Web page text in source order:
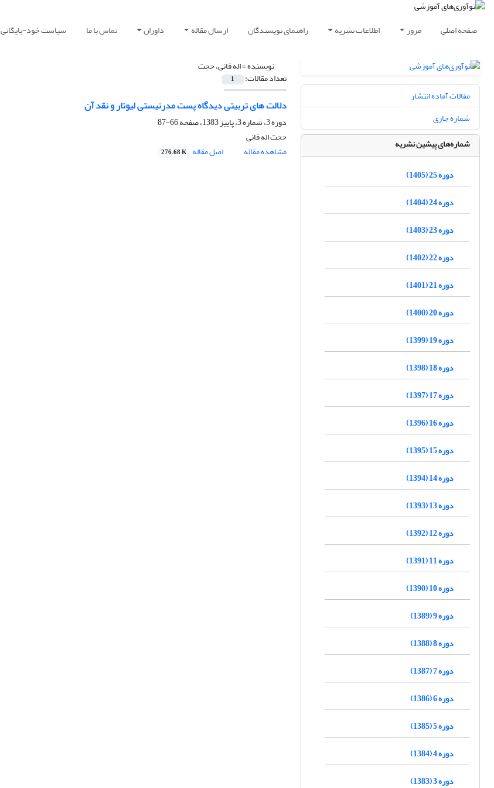
صفحه اصلی مرور اطلاعات نشریه راهنمای نویسندگان ارسال مقاله داوران تماس با ما سیاست خود-بایگانی
نویسنده =اله فانی، حجت
تعداد مقالات: 1
دلالت های تربیتی دیدگاه پست مدرنیستی لیوتار و نقد آن
دوره 3، شماره 3، پاییز 1383، صفحه
66-87
حجت اله فانی
مشاهده مقاله
اصل مقاله 276.68 K
مقالات آماده انتشار
شماره جاری
شماره‌های پیشین نشریه
دوره 25 (1405)
دوره 24 (1404)
دوره 23 (1403)
دوره 22 (1402)
دوره 21 (1401)
دوره 20 (1400)
دوره 19 (1399)
دوره 18 (1398)
دوره 17 (1397)
دوره 16 (1396)
دوره 15 (1395)
دوره 14 (1394)
دوره 13 (1393)
دوره 12 (1392)
دوره 11 (1391)
دوره 10 (1390)
دوره 9 (1389)
دوره 8 (1388)
دوره 7 (1387)
دوره 6 (1386)
دوره 5 (1385)
دوره 4 (1384)
دوره 3 (1383)